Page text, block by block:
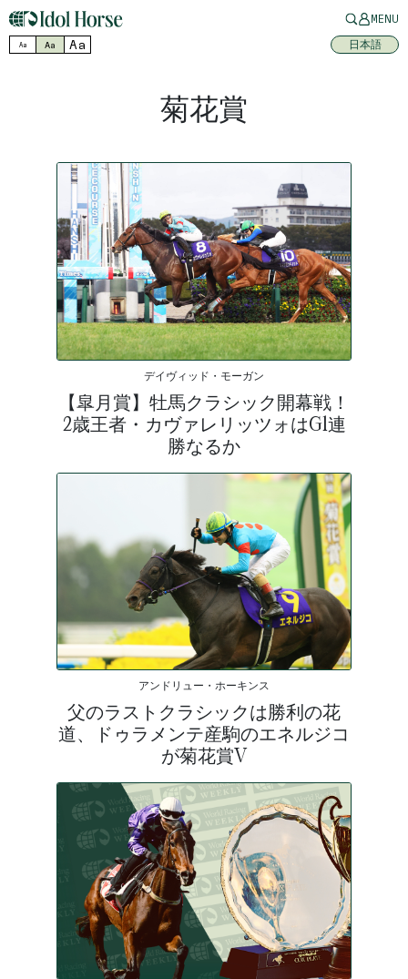
MENU
Aa Aa Aa 日本語
菊花賞
デイヴィッド・モーガン
【皐月賞】牡馬クラシック開幕戦！
2歳王者・カヴァレリッツォはG1連
勝なるか
アンドリュー・ホーキンス
父のラストクラシックは勝利の花
道、ドゥラメンテ産駒のエネルジコ
が菊花賞V